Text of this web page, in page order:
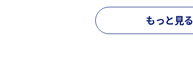
もっと見る